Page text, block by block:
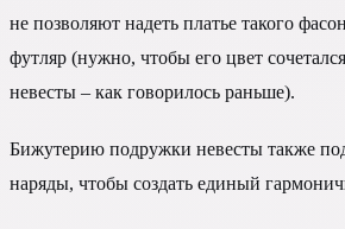
не позволяют надеть платье такого
футляр (нужно, чтобы его цвет
невесты – как говорилось раньше).
Бижутерию подружки невесты также
наряды, чтобы создать единый